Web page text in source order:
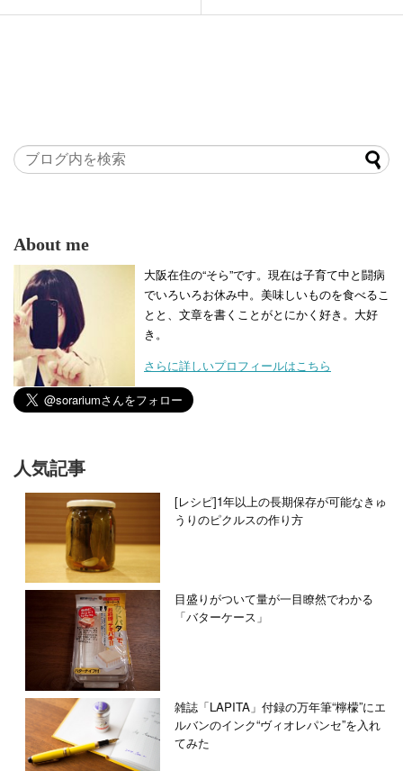
About me
大阪在住の“そら”です。現在は子育て中と闘病
でいろいろお休み中。美味しいものを食べるこ
とと、文章を書くことがとにかく好き。大好
き。
さらに詳しいプロフィールはこちら
人気記事
[レシピ]1年以上の長期保存が可能なきゅ
うりのピクルスの作り方
目盛りがついて量が一目瞭然でわかる
「バターケース」
雑誌「LAPITA」付録の万年筆“檸檬”にエ
ルバンのインク“ヴィオレパンセ”を入れ
てみた